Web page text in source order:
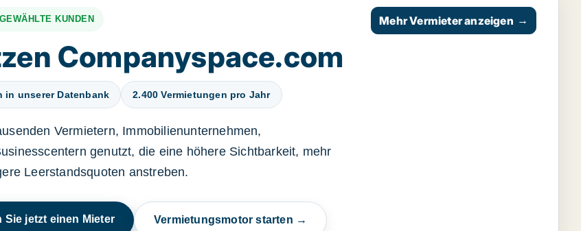
KUNDEN
Companyspace.com
in unserer Datenbank 2.400 Vermietungen pro Jahr
Vermietern, Immobilienunternehmen,
genutzt, die eine höhere Sichtbarkeit, mehr
Leerstandsquoten anstreben.
Sie jetzt einen Mieter Vermietungsmotor starten →
Mehr Vermieter anzeigen →